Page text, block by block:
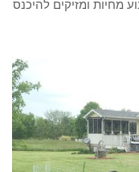
מחיות ומזיקים להיכנס